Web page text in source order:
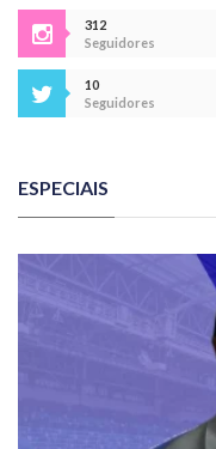
312
Seguidores
10
Seguidores
ESPECIAIS